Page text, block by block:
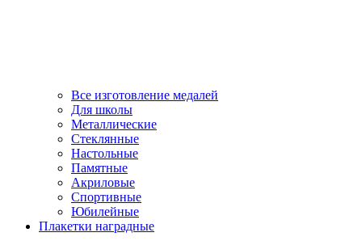
Все изготовление медалей
Для школы
Металлические
Стеклянные
Настольные
Памятные
Акриловые
Спортивные
Юбилейные
Плакетки наградные